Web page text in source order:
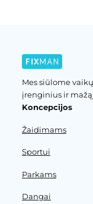
Mes siūlome
įrenginius ir
Koncepcijos
Žaidimams
Sportui
Parkams
Dangai